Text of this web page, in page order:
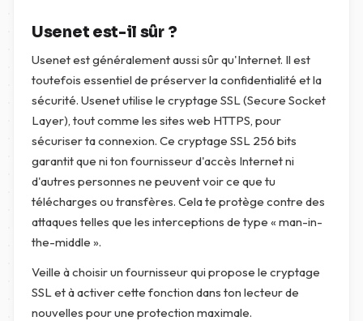
Usenet est-il sûr ?
Usenet est généralement aussi sûr qu'Internet. Il est
toutefois essentiel de préserver la confidentialité et la
sécurité. Usenet utilise le cryptage SSL (Secure Socket
Layer), tout comme les sites web HTTPS, pour
sécuriser ta connexion. Ce cryptage SSL 256 bits
garantit que ni ton fournisseur d'accès Internet ni
d'autres personnes ne peuvent voir ce que tu
télécharges ou transfères. Cela te protège contre des
attaques telles que les interceptions de type « man-in-
the-middle ».
Veille à choisir un fournisseur qui propose le cryptage
SSL et à activer cette fonction dans ton lecteur de
nouvelles pour une protection maximale.